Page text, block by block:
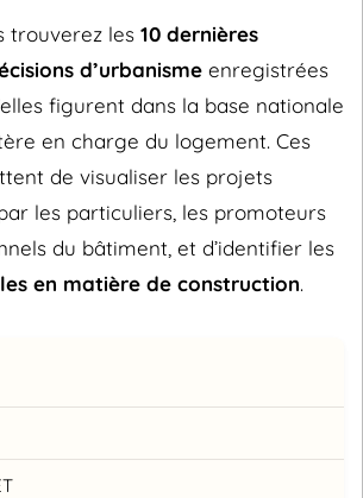
trouverez les 10 dernières
d’urbanisme enregistrées
figurent dans la base nationale
en charge du logement. Ces
de visualiser les projets
les particuliers, les promoteurs
du bâtiment, et d’identifier les
en matière de construction.